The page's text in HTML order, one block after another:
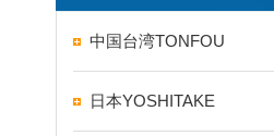
中国台湾TONFOU
日本YOSHITAKE